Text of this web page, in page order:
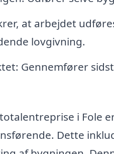
at arbejdet
lovgivning.
Gennemfører
i Fole
Dette